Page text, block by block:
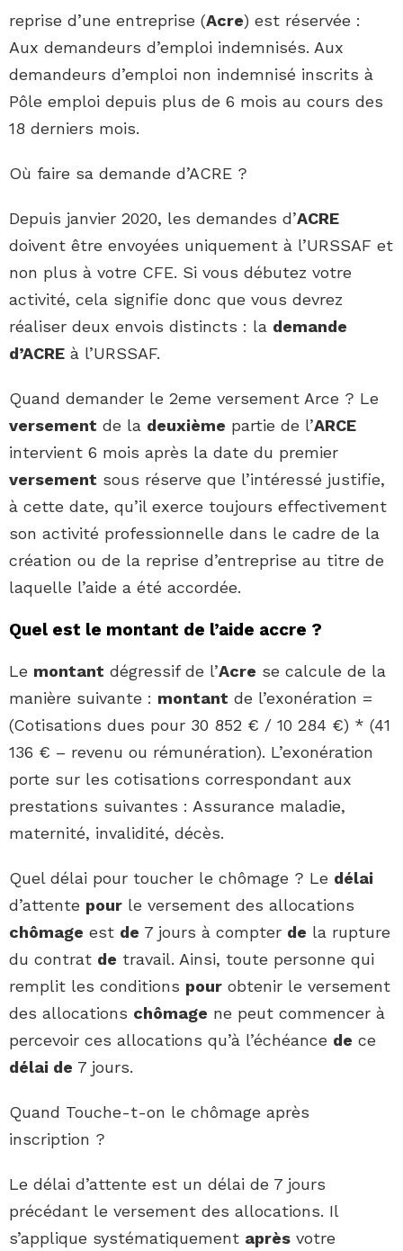
reprise d’une entreprise (Acre) est réservée :
Aux demandeurs d’emploi indemnisés. Aux
demandeurs d’emploi non indemnisé inscrits à
Pôle emploi depuis plus de 6 mois au cours des
18 derniers mois.
Où faire sa demande d’ACRE ?
Depuis janvier 2020, les demandes d’ACRE
doivent être envoyées uniquement à l’URSSAF et
non plus à votre CFE. Si vous débutez votre
activité, cela signifie donc que vous devrez
réaliser deux envois distincts : la demande
d’ACRE à l’URSSAF.
Quand demander le 2eme versement Arce ? Le
versement de la deuxième partie de l’ARCE
intervient 6 mois après la date du premier
versement sous réserve que l’intéressé justifie,
à cette date, qu’il exerce toujours effectivement
son activité professionnelle dans le cadre de la
création ou de la reprise d’entreprise au titre de
laquelle l’aide a été accordée.
Quel est le montant de l’aide accre ?
Le montant dégressif de l’Acre se calcule de la
manière suivante : montant de l’exonération =
(Cotisations dues pour 30 852 € / 10 284 €) * (41
136 € – revenu ou rémunération). L’exonération
porte sur les cotisations correspondant aux
prestations suivantes : Assurance maladie,
maternité, invalidité, décès.
Quel délai pour toucher le chômage ? Le délai
d’attente pour le versement des allocations
chômage est de 7 jours à compter de la rupture
du contrat de travail. Ainsi, toute personne qui
remplit les conditions pour obtenir le versement
des allocations chômage ne peut commencer à
percevoir ces allocations qu’à l’échéance de ce
délai de 7 jours.
Quand Touche-t-on le chômage après
inscription ?
Le délai d’attente est un délai de 7 jours
précédant le versement des allocations. Il
s’applique systématiquement après votre